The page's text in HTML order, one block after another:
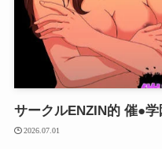
サークルENZIN的 催●学
2026.07.01